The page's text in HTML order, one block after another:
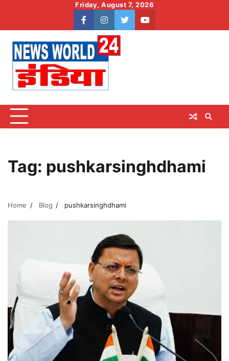
content
Friday, August 7, 2026
facebookinstagram
twitteryoutube
Tag: pushkarsinghdhami
Home Blog pushkarsinghdhami